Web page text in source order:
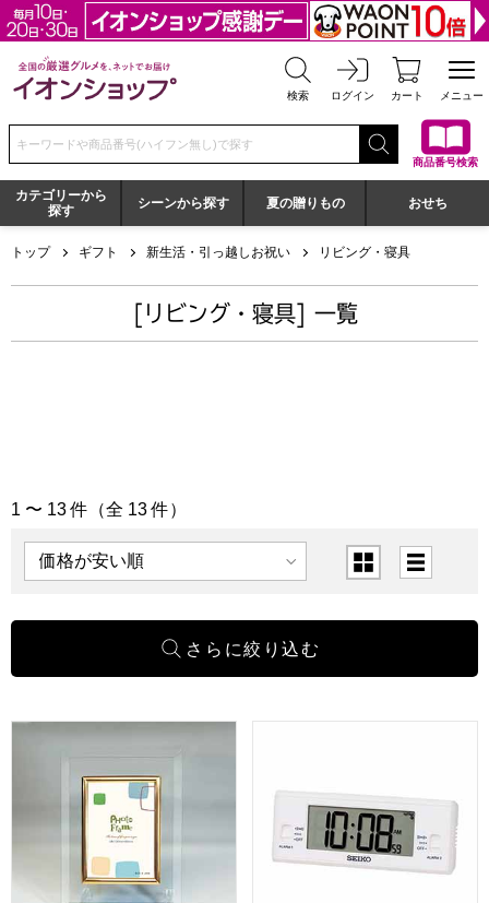
全国の厳選グルメを、ネットでお届け イオンショップ
検索 ログイン カート メニュー
検索キーワードまたは商品番号を入力してください
商品番号検索
カテゴリーから
探す
シーンから探す 夏の贈りもの おせち
トップ ギフト 新生活・引っ越しお祝い リビング・寝具
[リビング・寝具] 一覧
「リビング・寝具」の商品一覧
1 〜 13 件（全 13 件）
表示順 表示切替
クリスタルフォトフレーム L版 [19321]【年間ギフト】